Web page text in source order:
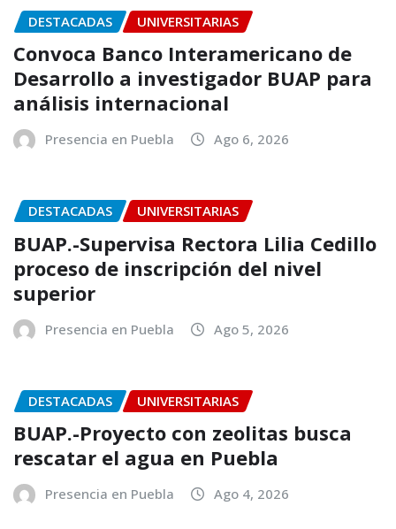
DESTACADAS UNIVERSITARIAS
Convoca Banco Interamericano de
Desarrollo a investigador BUAP para
análisis internacional
Presencia en Puebla Ago 6, 2026
DESTACADAS UNIVERSITARIAS
BUAP.-Supervisa Rectora Lilia Cedillo
proceso de inscripción del nivel
superior
Presencia en Puebla Ago 5, 2026
DESTACADAS UNIVERSITARIAS
BUAP.-Proyecto con zeolitas busca
rescatar el agua en Puebla
Presencia en Puebla Ago 4, 2026